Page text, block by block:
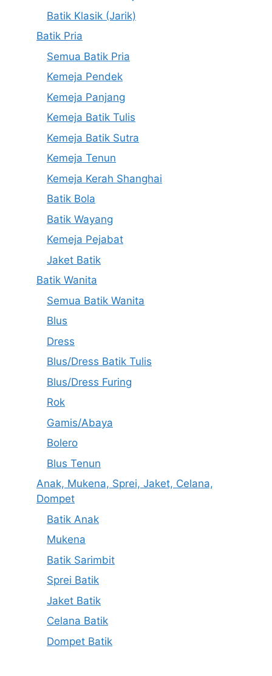
Batik Klasik (Jarik)
Batik Pria
Semua Batik Pria
Kemeja Pendek
Kemeja Panjang
Kemeja Batik Tulis
Kemeja Batik Sutra
Kemeja Tenun
Kemeja Kerah Shanghai
Batik Bola
Batik Wayang
Kemeja Pejabat
Jaket Batik
Batik Wanita
Semua Batik Wanita
Blus
Dress
Blus/Dress Batik Tulis
Blus/Dress Furing
Rok
Gamis/Abaya
Bolero
Blus Tenun
Anak, Mukena, Sprei, Jaket, Celana,
Dompet
Batik Anak
Mukena
Batik Sarimbit
Sprei Batik
Jaket Batik
Celana Batik
Dompet Batik